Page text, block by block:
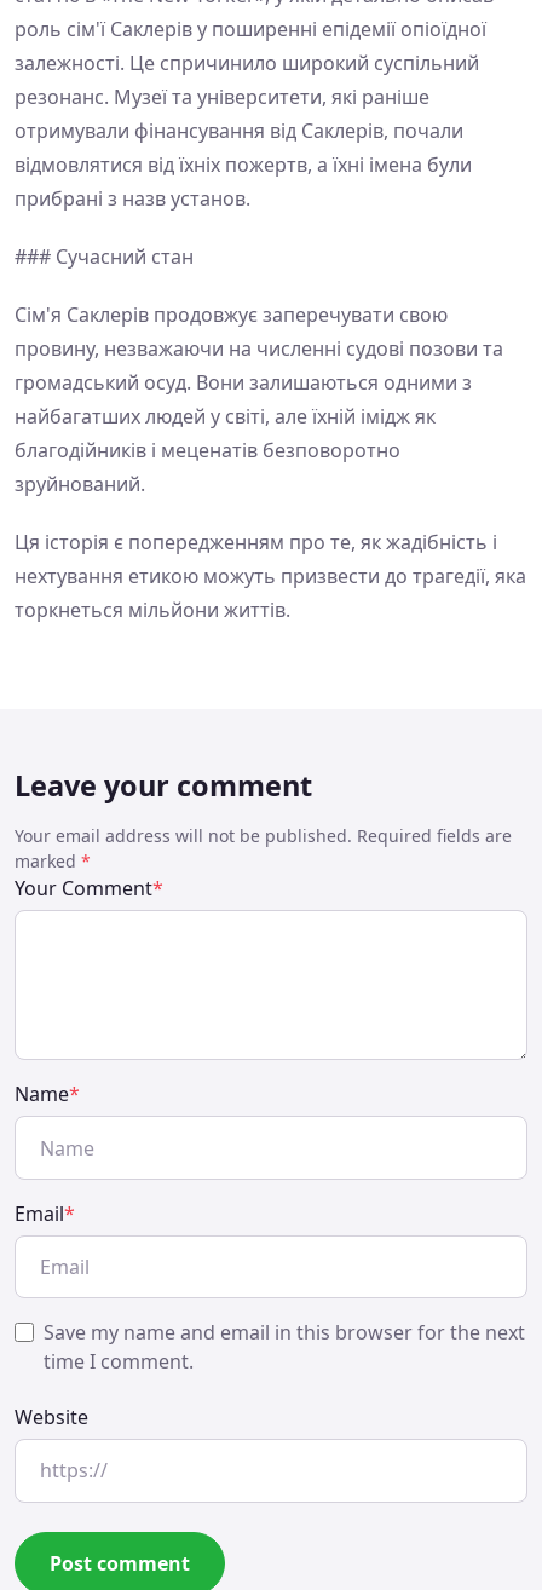
роль сім'ї Саклерів у поширенні епідемії опіоїдної
залежності. Це спричинило широкий суспільний
резонанс. Музеї та університети, які раніше
отримували фінансування від Саклерів, почали
відмовлятися від їхніх пожертв, а їхні імена були
прибрані з назв установ.
### Сучасний стан
Сім'я Саклерів продовжує заперечувати свою
провину, незважаючи на численні судові позови та
громадський осуд. Вони залишаються одними з
найбагатших людей у світі, але їхній імідж як
благодійників і меценатів безповоротно
зруйнований.
Ця історія є попередженням про те, як жадібність і
нехтування етикою можуть призвести до трагедії, яка
торкнеться мільйони життів.
Leave your comment
Your email address will not be published. Required fields are
marked *
Your Comment*
Name*
Email*
Save my name and email in this browser for the next
time I comment.
Website